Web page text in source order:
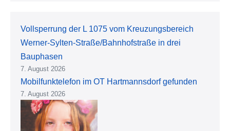
Vollsperrung der L 1075 vom Kreuzungsbereich
Werner-Sylten-Straße/Bahnhofstraße in drei
Bauphasen
7. August 2026
Mobilfunktelefon im OT Hartmannsdorf gefunden
7. August 2026